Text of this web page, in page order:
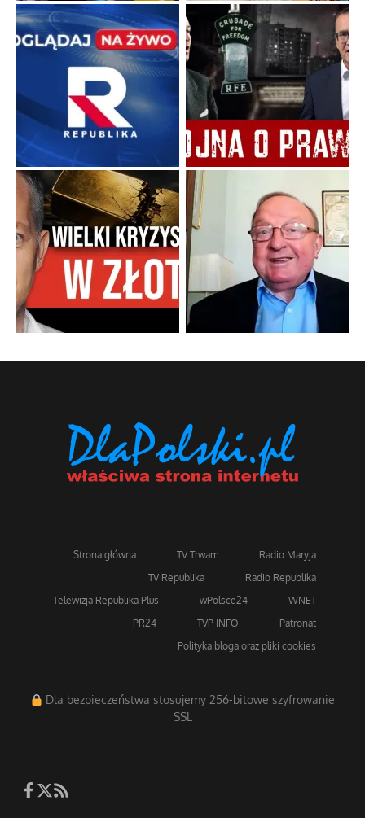
Strona główna TV Trwam
Radio Maryja
TV Republika
Radio Republika
Telewizja Republika Plus
wPolsce24
WNET
PR24
TVP INFO
Patronat
Polityka bloga oraz pliki cookies
Dla bezpieczeństwa stosujemy 256-bitowe szyfrowanie
SSL